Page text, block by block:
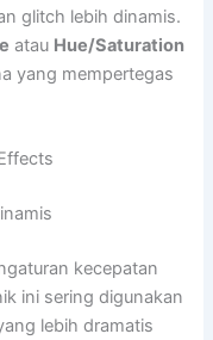
glitch lebih dinamis.
atau Hue/Saturation
yang mempertegas
kecepatan
ini sering digunakan
lebih dramatis